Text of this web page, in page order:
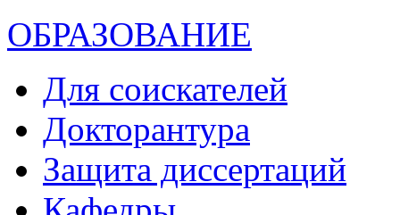
ОБРАЗОВАНИЕ
Для соискателей
Докторантура
Защита диссертаций